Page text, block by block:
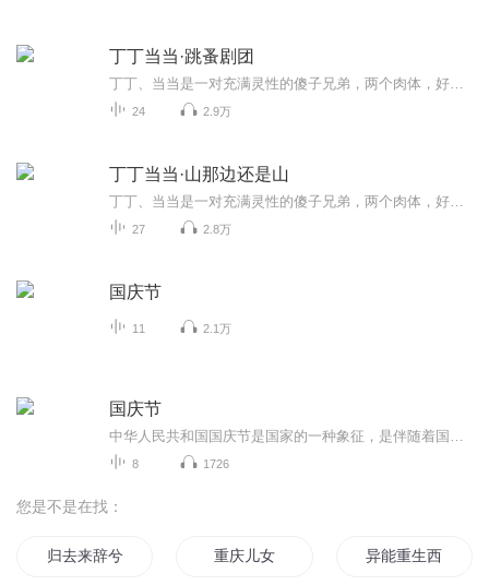
丁丁当当·跳蚤剧团
24 2.9万
丁丁当当·山那边还是山
27 2.8万
国庆节
11 2.1万
国庆节
8 1726
您是不是在找：
归去来辞兮 重庆儿女 异能重生西门庆